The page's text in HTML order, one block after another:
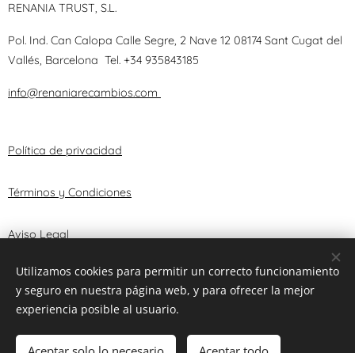
Agotado
RENANIA TRUST, S.L.
Pol. Ind. Can Calopa Calle Segre, 2 Nave 12 08174 Sant Cugat del
Vallés, Barcelona Tel. +34 935843185
info@renaniarecambios.com
Política de privacidad
Términos y Condiciones
Aviso Legal
© 2025 RENANIA TRUST, S.L. Cookies
Utilizamos cookies para permitir un correcto funcionamiento
y seguro en nuestra página web, y para ofrecer la mejor
experiencia posible al usuario.